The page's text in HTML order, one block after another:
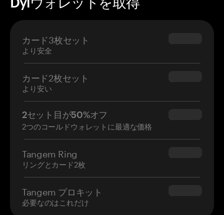
カード3枚セット
より安全
$69.90
カード2枚セット
より安い
$54.90
2セット目が50%オフ
2つのコールドウォレットに最適な価格
$34.95
Tangem Ring
リングとカード2枚
$160.00
Tangem プロキット
必要なのはこれだけ
$180.00